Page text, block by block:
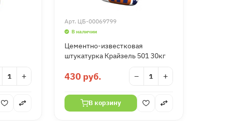
+
Арт. ЦБ-00069799
В наличии
Цементно-известковая
штукатурка Крайзель 501 30кг
430 руб. − +
В корзину